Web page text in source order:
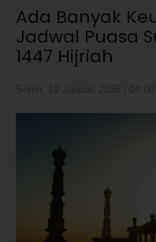
Ada Banyak
Jadwal Puasa
1447 Hijriah